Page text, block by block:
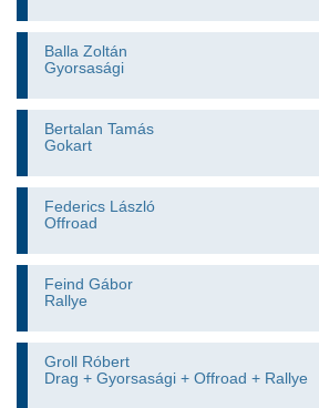
Balla Zoltán
Gyorsasági
Bertalan Tamás
Gokart
Federics László
Offroad
Feind Gábor
Rallye
Groll Róbert
Drag + Gyorsasági + Offroad + Rallye